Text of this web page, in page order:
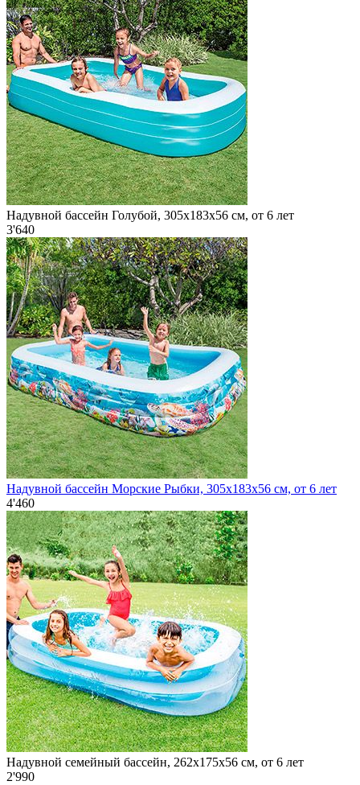
Надувной бассейн Голубой, 305х183х56 см, от 6 лет
3'640
Надувной бассейн Морские Рыбки, 305х183х56 см, от 6 лет
4'460
Надувной семейный бассейн, 262х175х56 см, от 6 лет
2'990